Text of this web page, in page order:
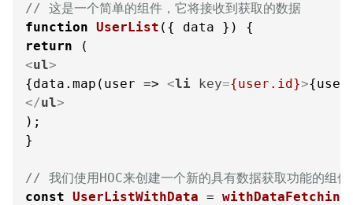
// 这是一个简单的组件，它将接收到获取的数据
function UserList ( { data }
return
<ul>
{data.map(user => <li key={user.id}>
</ul>
);
}
// 我们使用HOC来创建一个新的具有数据获取功能的组件
const UserListWithData = withDataFetching